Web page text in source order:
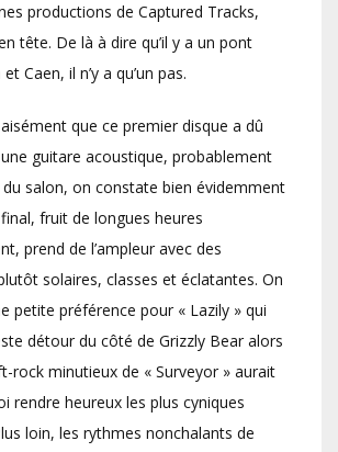
productions de Captured Tracks,
tête. De là à dire qu’il y a un pont
Caen, il n’y a qu’un pas.
aisément que ce premier disque a dû
guitare acoustique, probablement
salon, on constate bien évidemment
fruit de longues heures
prend de l’ampleur avec des
solaires, classes et éclatantes. On
petite préférence pour « Lazily » qui
détour du côté de Grizzly Bear alors
rock minutieux de « Surveyor » aurait
rendre heureux les plus cyniques
loin, les rythmes nonchalants de